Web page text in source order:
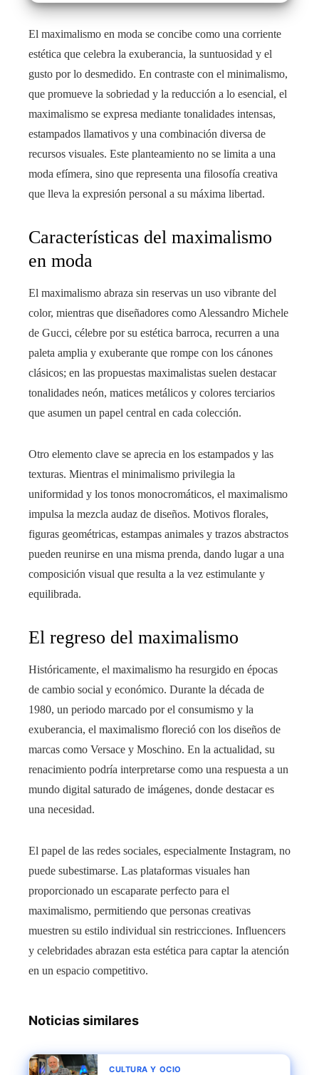
El maximalismo en moda se concibe como una corriente
estética que celebra la exuberancia, la suntuosidad y el
gusto por lo desmedido. En contraste con el minimalismo,
que promueve la sobriedad y la reducción a lo esencial, el
maximalismo se expresa mediante tonalidades intensas,
estampados llamativos y una combinación diversa de
recursos visuales. Este planteamiento no se limita a una
moda efímera, sino que representa una filosofía creativa
que lleva la expresión personal a su máxima libertad.
Características del maximalismo
en moda
El maximalismo abraza sin reservas un uso vibrante del
color, mientras que diseñadores como Alessandro Michele
de Gucci, célebre por su estética barroca, recurren a una
paleta amplia y exuberante que rompe con los cánones
clásicos; en las propuestas maximalistas suelen destacar
tonalidades neón, matices metálicos y colores terciarios
que asumen un papel central en cada colección.
Otro elemento clave se aprecia en los estampados y las
texturas. Mientras el minimalismo privilegia la
uniformidad y los tonos monocromáticos, el maximalismo
impulsa la mezcla audaz de diseños. Motivos florales,
figuras geométricas, estampas animales y trazos abstractos
pueden reunirse en una misma prenda, dando lugar a una
composición visual que resulta a la vez estimulante y
equilibrada.
El regreso del maximalismo
Históricamente, el maximalismo ha resurgido en épocas
de cambio social y económico. Durante la década de
1980, un periodo marcado por el consumismo y la
exuberancia, el maximalismo floreció con los diseños de
marcas como Versace y Moschino. En la actualidad, su
renacimiento podría interpretarse como una respuesta a un
mundo digital saturado de imágenes, donde destacar es
una necesidad.
El papel de las redes sociales, especialmente Instagram, no
puede subestimarse. Las plataformas visuales han
proporcionado un escaparate perfecto para el
maximalismo, permitiendo que personas creativas
muestren su estilo individual sin restricciones. Influencers
y celebridades abrazan esta estética para captar la atención
en un espacio competitivo.
Noticias similares
CULTURA Y OCIO